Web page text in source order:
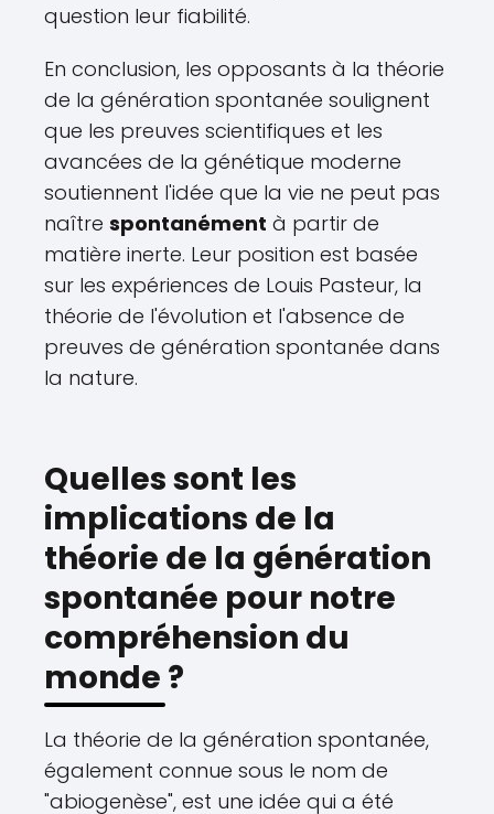
question leur fiabilité.
En conclusion, les opposants à la théorie
de la génération spontanée soulignent
que les preuves scientifiques et les
avancées de la génétique moderne
soutiennent l'idée que la vie ne peut pas
naître spontanément à partir de
matière inerte. Leur position est basée
sur les expériences de Louis Pasteur, la
théorie de l'évolution et l'absence de
preuves de génération spontanée dans
la nature.
Quelles sont les
implications de la
théorie de la génération
spontanée pour notre
compréhension du
monde ?
La théorie de la génération spontanée,
également connue sous le nom de
"abiogenèse", est une idée qui a été